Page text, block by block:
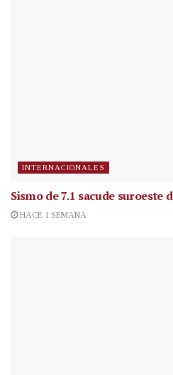
INTERNACIONALES
Sismo de 7.1 sacude suroeste
HACE 1 SEMANA